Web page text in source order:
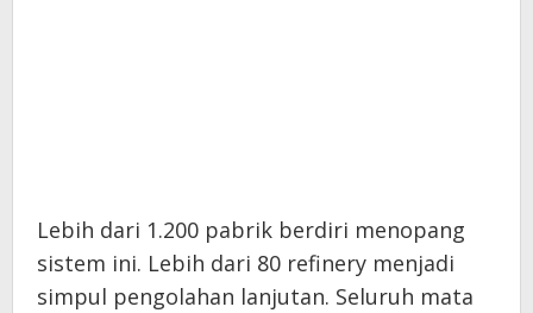
Lebih dari 1.200 pabrik berdiri menopang
sistem ini. Lebih dari 80 refinery menjadi
simpul pengolahan lanjutan. Seluruh mata